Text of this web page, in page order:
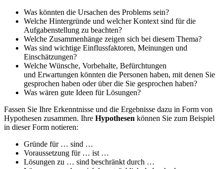
Was könnten die Ursachen des Problems sein?
Welche Hintergründe und welcher Kontext sind für die
Aufgabenstellung zu beachten?
Welche Zusammenhänge zeigen sich bei diesem Thema?
Was sind wichtige Einflussfaktoren, Meinungen und
Einschätzungen?
Welche Wünsche, Vorbehalte, Befürchtungen
und Erwartungen könnten die Personen haben, mit denen Sie
gesprochen haben oder über die Sie gesprochen haben?
Was wären gute Ideen für Lösungen?
Fassen Sie Ihre Erkenntnisse und die Ergebnisse dazu in Form von
Hypothesen zusammen. Ihre Hypothesen können Sie zum Beispiel
in dieser Form notieren:
Gründe für … sind …
Voraussetzung für … ist …
Lösungen zu … sind beschränkt durch …